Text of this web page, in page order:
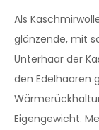
Als
glänzende, mit
Unterhaar der
den Edelhaaren
Eigengewicht.